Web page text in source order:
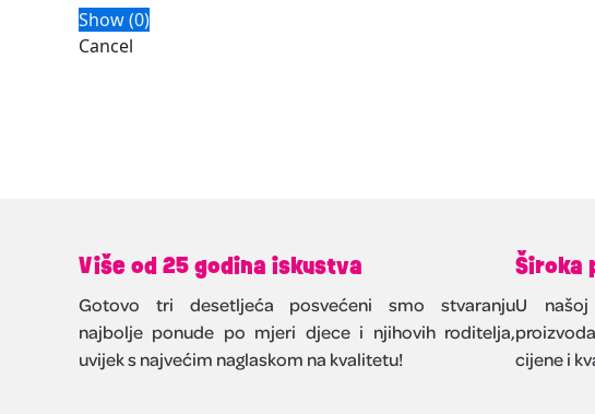
Show(0)
Cancel
Više od 25 godina iskustva
Gotovo tri desetljeća posvećeni smo stvaranju
najbolje ponude po mjeri djece i njihovih roditelja,
uvijek s najvećim naglaskom na kvalitetu!
Široka
U
cijene i